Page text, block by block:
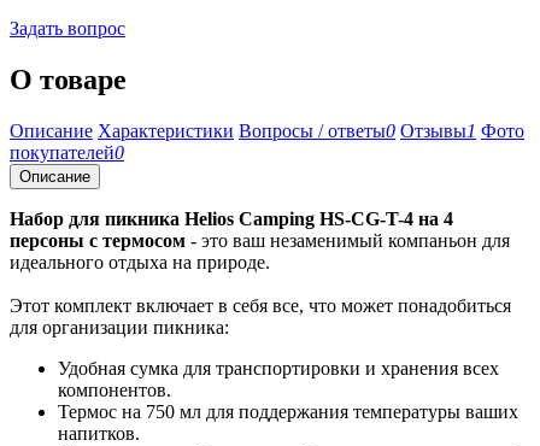
Задать вопрос
О товаре
Описание Характеристики Вопросы / ответы0 Отзывы1 Фото
покупателей0
Описание
Набор для пикника Helios Camping HS-CG-T-4 на 4
персоны с термосом - это ваш незаменимый компаньон для
идеального отдыха на природе.
Этот комплект включает в себя все, что может понадобиться
для организации пикника:
Удобная сумка для транспортировки и хранения всех
компонентов.
Термос на 750 мл для поддержания температуры ваших
напитков.